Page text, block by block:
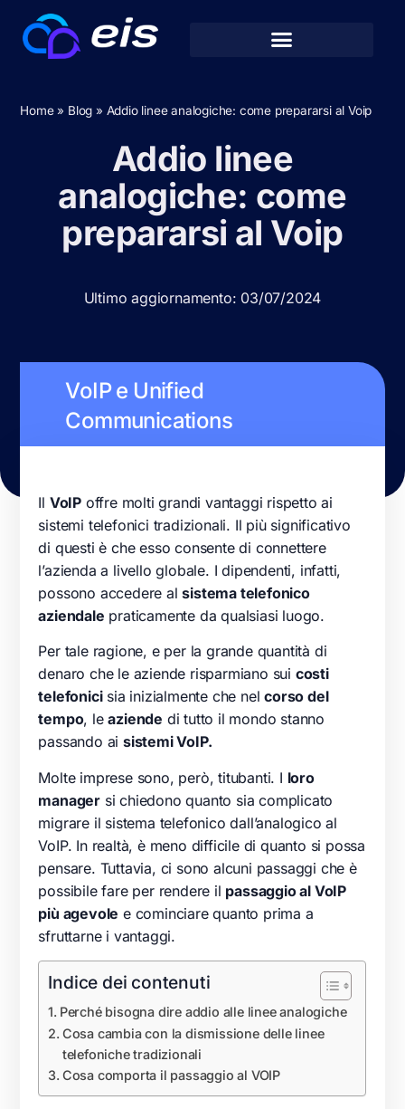
Home» Blog » Addio linee analogiche: come prepararsi al Voip
Addio linee
analogiche: come
prepararsi al Voip
Ultimo aggiornamento: 03/07/2024
VoIP e Unified
Communications
Il VoIP offre molti grandi vantaggi rispetto ai
sistemi telefonici tradizionali. Il più significativo
di questi è che esso consente di connettere
l’azienda a livello globale. I dipendenti, infatti,
possono accedere alsistema telefonico
aziendale praticamente da qualsiasi luogo.
Per tale ragione, e per la grande quantità di
denaro che le aziende risparmiano sui costi
telefonicisia inizialmente che nelcorso del
tempo, leaziende di tutto il mondo stanno
passando ai sistemi VoIP.
Molte imprese sono, però, titubanti. I loro
manager si chiedono quanto sia complicato
migrare il sistema telefonico dall’analogico al
VoIP. In realtà, è meno difficile di quanto si possa
pensare. Tuttavia, ci sono alcuni passaggi che è
possibile fare per rendere il passaggio al VoIP
più agevole e cominciare quanto prima a
sfruttarne i vantaggi.
Indice dei contenuti
Perché bisogna dire addio alle linee analogiche
Cosa cambia con la dismissione delle linee
telefoniche tradizionali
Cosa comporta il passaggio al VOIP